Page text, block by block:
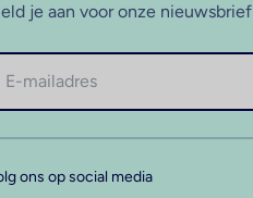
je aan voor onze nieuwsbrief
ons op social media